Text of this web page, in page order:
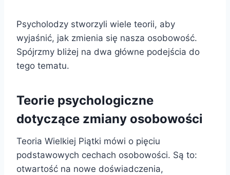
Psycholodzy stworzyli wiele teorii, aby
wyjaśnić, jak zmienia się nasza osobowość.
Spójrzmy bliżej na dwa główne podejścia do
tego tematu.
Teorie psychologiczne
dotyczące zmiany osobowości
Teoria Wielkiej Piątki mówi o pięciu
podstawowych cechach osobowości. Są to:
otwartość na nowe doświadczenia,